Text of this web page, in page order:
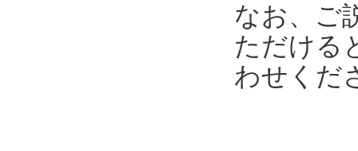
なお、ご
ただける
わせくだ